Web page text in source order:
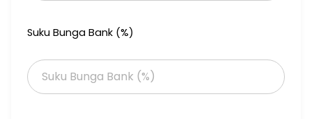
Suku Bunga Bank (%)